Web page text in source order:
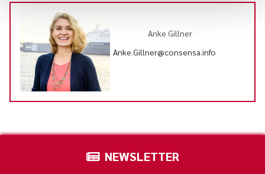
Anke Gillner
Anke.Gillner@consensa.info
NEWSLETTER